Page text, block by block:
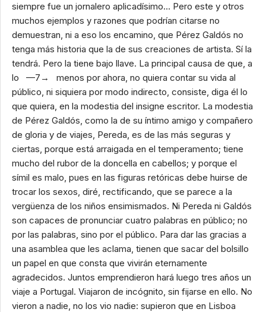
siempre fue un jornalero aplicadísimo… Pero este y otros
muchos ejemplos y razones que podrían citarse no
demuestran, ni a eso los encamino, que Pérez Galdós no
tenga más historia que la de sus creaciones de artista. Sí la
tendrá. Pero la tiene bajo llave. La principal causa de que, a
lo —7→ menos por ahora, no quiera contar su vida al
público, ni siquiera por modo indirecto, consiste, diga él lo
que quiera, en la modestia del insigne escritor. La modestia
de Pérez Galdós, como la de su íntimo amigo y compañero
de gloria y de viajes, Pereda, es de las más seguras y
ciertas, porque está arraigada en el temperamento; tiene
mucho del rubor de la doncella en cabellos; y porque el
símil es malo, pues en las figuras retóricas debe huirse de
trocar los sexos, diré, rectificando, que se parece a la
vergüenza de los niños ensimismados. Ni Pereda ni Galdós
son capaces de pronunciar cuatro palabras en público; no
por las palabras, sino por el público. Para dar las gracias a
una asamblea que les aclama, tienen que sacar del bolsillo
un papel en que consta que vivirán eternamente
agradecidos. Juntos emprendieron hará luego tres años un
viaje a Portugal. Viajaron de incógnito, sin fijarse en ello. No
vieron a nadie, no los vio nadie: supieron que en Lisboa